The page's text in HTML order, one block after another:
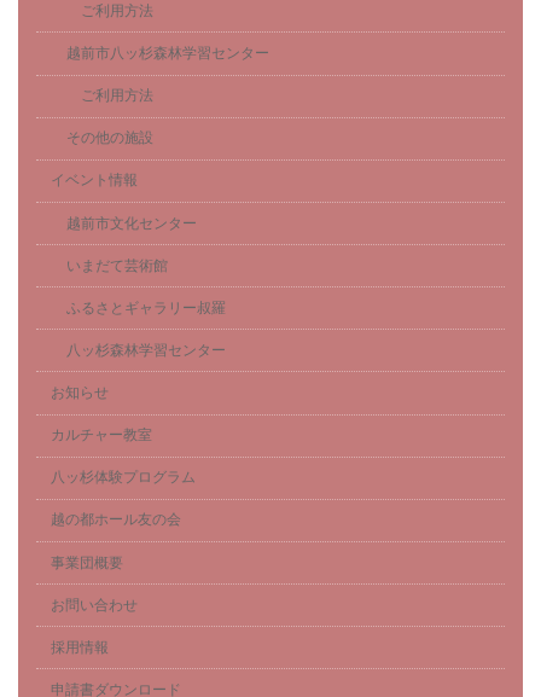
ご利用方法
越前市八ッ杉森林学習センター
ご利用方法
その他の施設
イベント情報
越前市文化センター
いまだて芸術館
ふるさとギャラリー叔羅
八ッ杉森林学習センター
お知らせ
カルチャー教室
八ッ杉体験プログラム
越の都ホール友の会
事業団概要
お問い合わせ
採用情報
申請書ダウンロード